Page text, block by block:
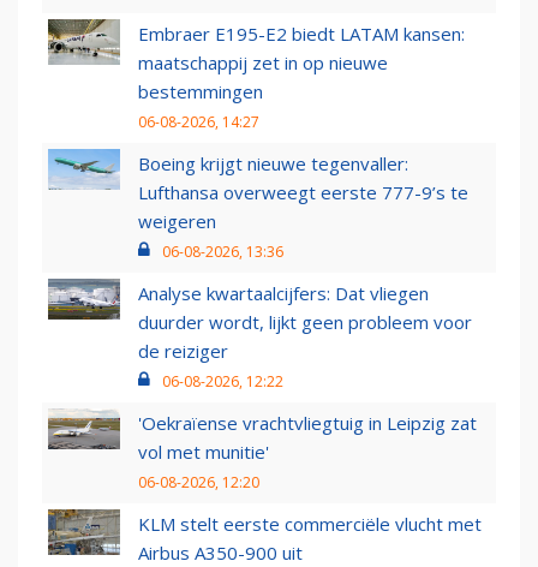
Embraer E195-E2 biedt LATAM kansen:
maatschappij zet in op nieuwe
bestemmingen
06-08-2026, 14:27
Boeing krijgt nieuwe tegenvaller:
Lufthansa overweegt eerste 777-9’s te
weigeren
06-08-2026, 13:36
Analyse kwartaalcijfers: Dat vliegen
duurder wordt, lijkt geen probleem voor
de reiziger
06-08-2026, 12:22
'Oekraïense vrachtvliegtuig in Leipzig zat
vol met munitie'
06-08-2026, 12:20
KLM stelt eerste commerciële vlucht met
Airbus A350-900 uit